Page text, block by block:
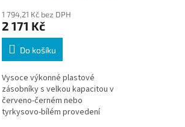
1 794,21 Kč bez DPH
2 171 Kč
Do košíku
Vysoce výkonné plastové
zásobníky s velkou kapacitou v
červeno-černém nebo
tyrkysovo-bílém provedení